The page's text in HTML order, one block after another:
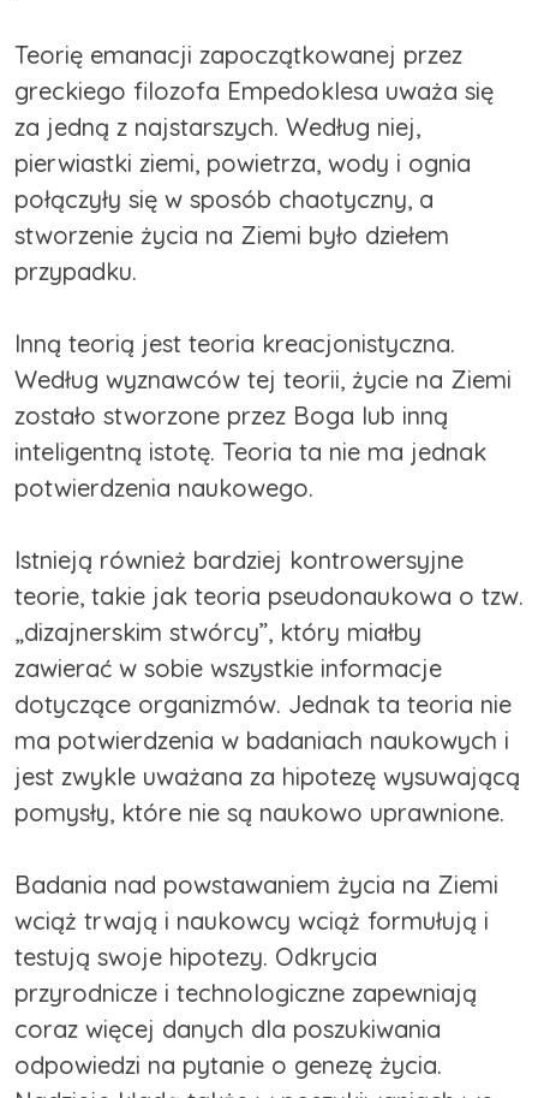
Teorię emanacji zapoczątkowanej przez
greckiego filozofa Empedoklesa uważa się
za jedną z najstarszych. Według niej,
pierwiastki ziemi, powietrza, wody i ognia
połączyły się w sposób chaotyczny, a
stworzenie życia na Ziemi było dziełem
przypadku.
Inną teorią jest teoria kreacjonistyczna.
Według wyznawców tej teorii, życie na Ziemi
zostało stworzone przez Boga lub inną
inteligentną istotę. Teoria ta nie ma jednak
potwierdzenia naukowego.
Istnieją również bardziej kontrowersyjne
teorie, takie jak teoria pseudonaukowa o tzw.
„dizajnerskim stwórcy”, który miałby
zawierać w sobie wszystkie informacje
dotyczące organizmów. Jednak ta teoria nie
ma potwierdzenia w badaniach naukowych i
jest zwykle uważana za hipotezę wysuwającą
pomysły, które nie są naukowo uprawnione.
Badania nad powstawaniem życia na Ziemi
wciąż trwają i naukowcy wciąż formułują i
testują swoje hipotezy. Odkrycia
przyrodnicze i technologiczne zapewniają
coraz więcej danych dla poszukiwania
odpowiedzi na pytanie o genezę życia.